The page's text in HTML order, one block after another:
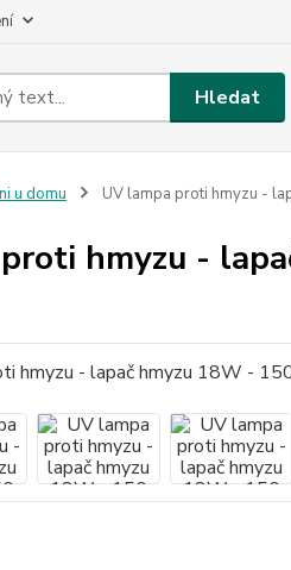
Hledat
u domu UV lampa proti hmyzu -
hmyzu -